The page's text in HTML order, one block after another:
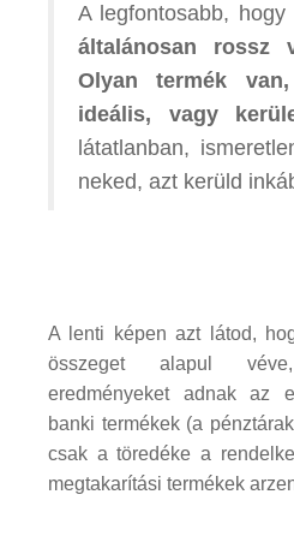
A legfontosabb, hogy
általánosan rossz
Olyan termék
ideális, vagy
látatlanban,
neked, azt kerüld
A lenti képen azt látod,
összeget alapul
eredményeket adnak az
banki termékek (a
csak a töredéke a
megtakarítási termékek